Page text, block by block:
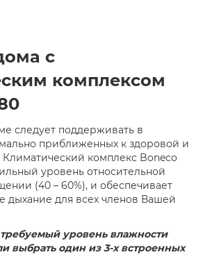
с
комплексом
следует поддерживать в
приближенных к здоровой и
комплекс Boneco
уровень относительной
(40 – 60%), и обеспечивает
дыхание для всех членов Вашей
уровень влажности
выбрать один из 3-х встроенных